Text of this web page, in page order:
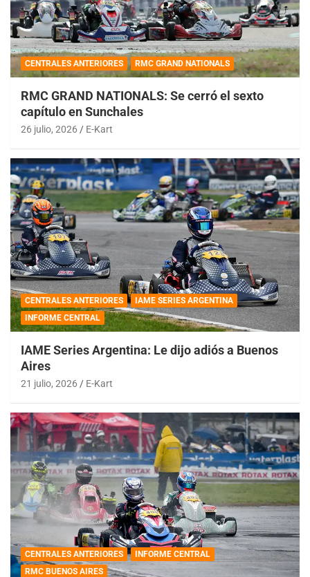
CENTRALES ANTERIORES RMC GRAND NATIONALS
RMC GRAND NATIONALS: Se cerró el sexto
capítulo en Sunchales
26 julio, 2026 E-Kart
CENTRALES ANTERIORES
IAME SERIES ARGENTINA
INFORME CENTRAL
IAME Series Argentina: Le dijo adiós a Buenos
Aires
21 julio, 2026 E-Kart
CENTRALES ANTERIORES
INFORME CENTRAL
RMC BUENOS AIRES